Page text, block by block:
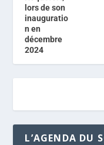
L’AGENDA DU